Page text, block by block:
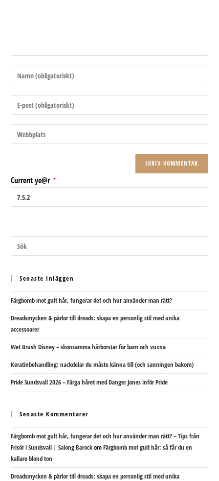
Ange
ditt
namn
eller
för
att
Ange
din
e-
postadress
Ange
URL
webbplats
(valfritt)
Current ye@r *
Senaste Inläggen
Färgbomb mot gult hår, fungerar det och hur använder man rätt?
Dreadsmycken & pärlor till dreads: skapa en personlig stil med unika
accessoarer
Wet Brush Disney – skonsamma hårborstar för barn och vuxna
Keratinbehandling: nackdelar du måste känna till (och sanningen bakom)
Pride Sundsvall 2026 – Färga håret med Danger Jones inför Pride
Senaste Kommentarer
Färgbomb mot gult hår, fungerar det och hur använder man rätt? – Tips från
Frisör i Sundsvall | Salong BarockomFärgbomb mot gult hår: så får du en
kallare blond ton
Dreadsmycken & pärlor till dreads: skapa en personlig stil med unika